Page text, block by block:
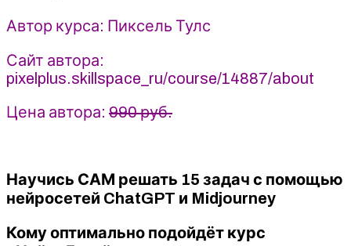
Автор курса: Пиксель Тулс
Сайт автора:
pixelplus.skillspace_ru/course/14887/about
Цена автора: 990 руб.
Научись САМ решать 15 задач с помощью
нейросетей ChatGPT и Midjourney
Кому оптимально подойдёт курс